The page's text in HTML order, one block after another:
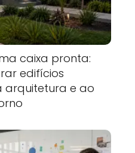
caixa pronta:
edifícios
arquitetura e ao